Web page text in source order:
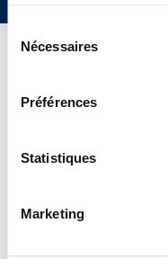
Sélection
Nécessaires
Préférences
Statistiques
Marketing